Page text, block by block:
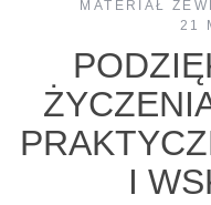
MATERIAŁ
21
I